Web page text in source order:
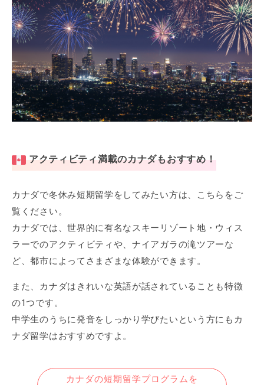
アクティビティ満載のカナダもおすすめ！
カナダで冬休み短期留学をしてみたい方は、こちらをご
覧ください。
カナダでは、世界的に有名なスキーリゾート地・ウィス
ラーでのアクティビティや、ナイアガラの滝ツアーな
ど、都市によってさまざまな体験ができます。
また、カナダはきれいな英語が話されていることも特徴
の1つです。
中学生のうちに発音をしっかり学びたいという方にもカ
ナダ留学はおすすめですよ。
カナダの短期留学プログラムを